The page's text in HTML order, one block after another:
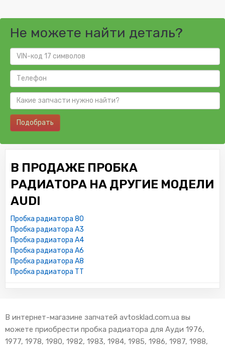
Не можете найти деталь?
Подобрать
В ПРОДАЖЕ ПРОБКА
РАДИАТОРА НА ДРУГИЕ МОДЕЛИ
AUDI
Пробка радиатора 80
Пробка радиатора A3
Пробка радиатора A4
Пробка радиатора A6
Пробка радиатора A8
Пробка радиатора TT
В интернет-магазине запчатей avtosklad.com.ua вы
можете приобрести пробка радиатора для Ауди 1976,
1977, 1978, 1980, 1982, 1983, 1984, 1985, 1986, 1987, 1988,